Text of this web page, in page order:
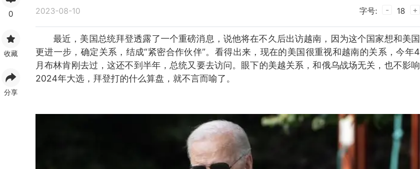
0
收藏
分享
2023-08-10 字号: - 18 +
最近，美国总统拜登透露了一个重磅消息，说他将在不久后出访越南，因为这个国家想和美国
更进一步，确定关系，结成“紧密合作伙伴”。看得出来，现在的美国很重视和越南的关系，今年4
月布林肯刚去过，这还不到半年，总统又要去访问。眼下的美越关系，和俄乌战场无关，也不影响
2024年大选，拜登打的什么算盘，就不言而喻了。